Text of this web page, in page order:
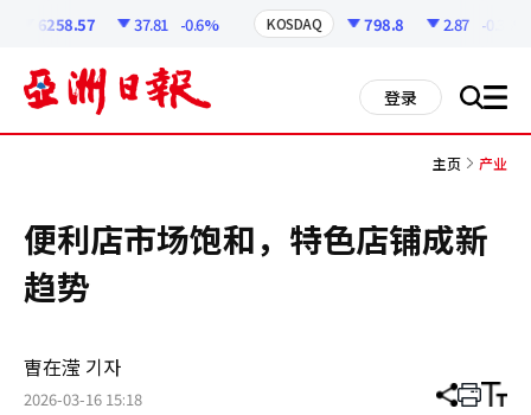
6258.57 37.81 -0.6% KOSDAQ 798.8 2.87 -0.36%
登录 搜 all
主页 产业
便利店市场饱和，特色店铺成新
趋势
曺在滢 기자
2026-03-16 15:18 分 打 调